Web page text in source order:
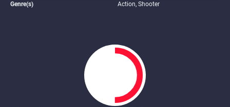
Genre(s) Action, Shooter